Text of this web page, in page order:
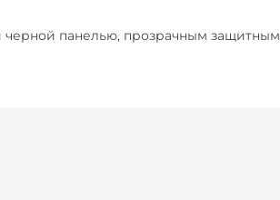
панелью, прозрачным защитным